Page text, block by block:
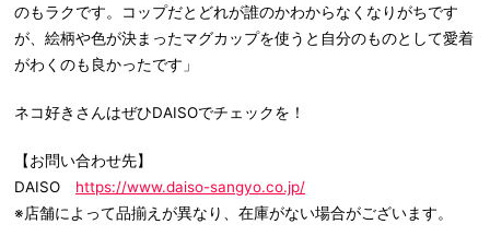
のもラクです。コップだとどれが誰のかわからなくなりがちです
が、絵柄や色が決まったマグカップを使うと自分のものとして愛着
がわくのも良かったです」
ネコ好きさんはぜひDAISOでチェックを！
【お問い合わせ先】
DAISO https://www.daiso-sangyo.co.jp/
※店舗によって品揃えが異なり、在庫がない場合がございます。